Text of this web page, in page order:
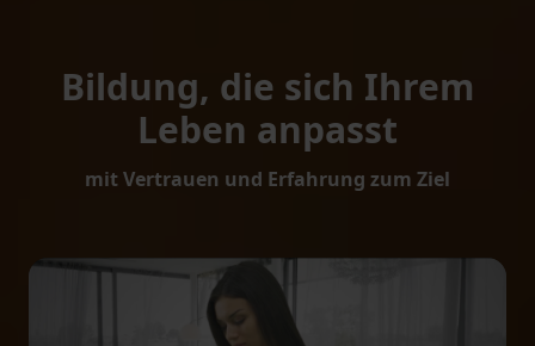
Bildung, die sich Ihrem
Leben anpasst
mit Vertrauen und Erfahrung zum Ziel